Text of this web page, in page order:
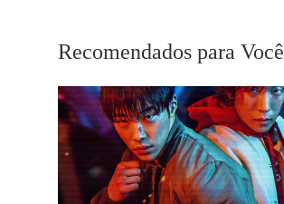
Recomendados para Você